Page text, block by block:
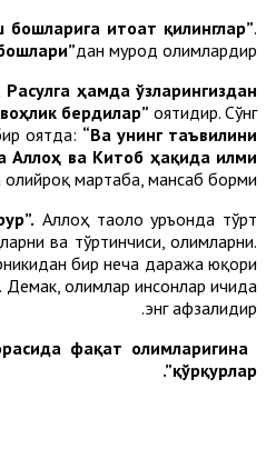
бошларига итоат қилинглар”.
дан мурод олимлардир.
ҳамда ўзларингиздан
бердилар” оятидир. Сўнг
оятда: “Ва унинг таъвилини
Аллоҳ ва Китоб ҳақида илми
мартаба, мансаб борми?!
Аллоҳ таоло Қуръонда тўрт
ва тўртинчиси, олимларни.
бир неча даража юқори
олимлар инсонлар ичида
энг афзалидир.
фақат олимларигина
қўрқурлар”.